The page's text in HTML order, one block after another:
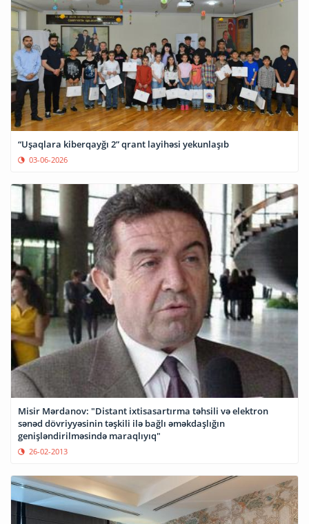
“Uşaqlara kiberqayğı 2” qrant layihəsi yekunlaşıb
03-06-2026
Misir Mərdanov: "Distant ixtisasartırma təhsili və elektron
sənəd dövriyyəsinin təşkili ilə bağlı əməkdaşlığın
genişləndirilməsində maraqlıyıq"
26-02-2013